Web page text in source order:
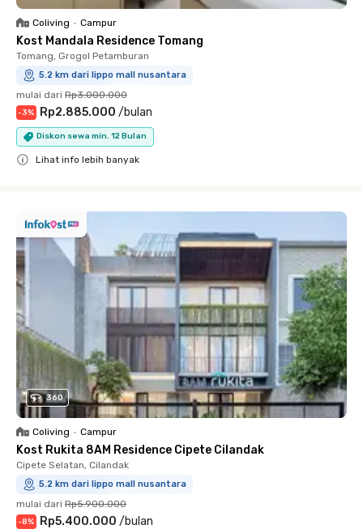
Coliving • Campur
Kost Mandala Residence Tomang
Tomang, Grogol Petamburan
5.2 km dari lippo mall nusantara
mulai dari Rp3.000.000
-3% Rp2.885.000 /bulan
Diskon sewa min. 12 Bulan
Lihat info lebih banyak
360
Coliving • Campur
Kost Rukita 8AM Residence Cipete Cilandak
Cipete Selatan, Cilandak
5.2 km dari lippo mall nusantara
mulai dari Rp5.900.000
-8% Rp5.400.000 /bulan